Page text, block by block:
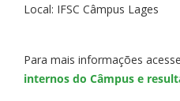
Local: IFSC Câmpus Lages
Para mais informações
internos do Câmpus e